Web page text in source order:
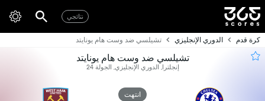
نتائجي
كرة قدم الدوري الإنجليزي تشيلسي ضد وست هام يونايتد
تشيلسي ضد وست هام يونايتد
إنجلترا, الدوري الإنجليزي, الجولة 24
انتهت